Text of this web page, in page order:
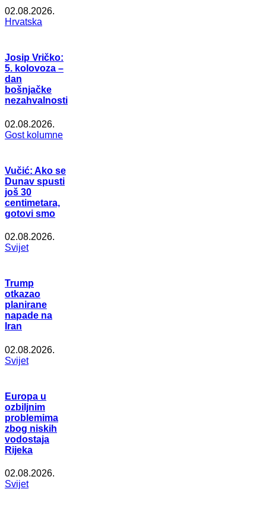
02.08.2026.
Hrvatska
Josip Vričko:
5. kolovoza –
dan
bošnjačke
nezahvalnosti
02.08.2026.
Gost kolumne
Vučić: Ako se
Dunav spusti
još 30
centimetara,
gotovi smo
02.08.2026.
Svijet
Trump
otkazao
planirane
napade na
Iran
02.08.2026.
Svijet
Europa u
ozbiljnim
problemima
zbog niskih
vodostaja
Rijeka
02.08.2026.
Svijet